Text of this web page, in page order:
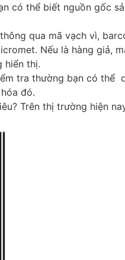
có thể biết nguồn gốc
qua mã vạch vì,
Nếu là hàng giả,
hiển thị.
tra thường bạn có thể
đó.
Trên thị trường hiện